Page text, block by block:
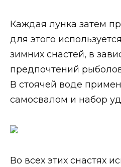
Каждая лунка затем
для этого
зимних снастей, в
предпочтений
В стоячей воде
самосвалом и набор
Во всех этих снастях